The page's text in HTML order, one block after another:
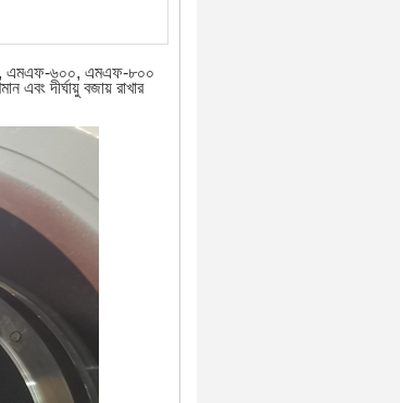
এমএফ-৬০০, এমএফ-৮০০
এবং দীর্ঘায়ু বজায় রাখার